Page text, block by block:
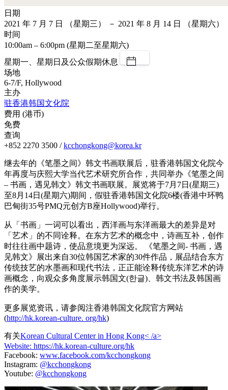
日期
2021 年 7 月 7 日 （星期三） － 2021 年 8 月 14 日 （星期六）
时间
10:00am – 6:00pm (星期二至星期六)
星期一、星期日及公众假期休息
场地
6-7/F, Hollywood
主办
驻香港韩国文化院
费用 (港币)
免费
查询
+852 2270 3500 /kcchongkong@korea.kr
继去年的《笔墨之间》韩文书画联展后，驻香港韩国文化院今
年再度与庆熙大学当代艺术研究所合作，共同举办《笔墨之间
– 书画，遇见韩文》韩文书画联展。展览将于7月7日(星期三)
至8月14日(星期六)期间，假驻香港韩国文化院6楼(香港中环鸭
巴甸街35号PMQ元创方B座Hollywood)举行。
从「书画」一词可以看出，西洋画与东洋画最大的差异是对
「艺术」的不同诠释。在东方艺术的概念中，诗画互补，创作
时往往画中题诗，使品意境更为深远。 《笔墨之间- 书画，遇
见韩文》展出来自30位韩国艺术​​家的30件作品，展品结合东方
传统技艺的水墨画和现代书法，正正能诠释传统东洋艺术的诗
画概念，向观众多角度展示韩国文(한글)、韩文书法及韩国画
作的美学。
更多展览资讯，请参阅注香港韩国文化院官方网站
(http://hk.korean-culture. org/hk)
有关Korean Cultural Center in Hong Kong< /a>
Website: https://hk.korean-culture.org/hk
Facebook: www.facebook.com/kcchongkong
Instagram: @kcchongkong
Youtube: @kcchongkong